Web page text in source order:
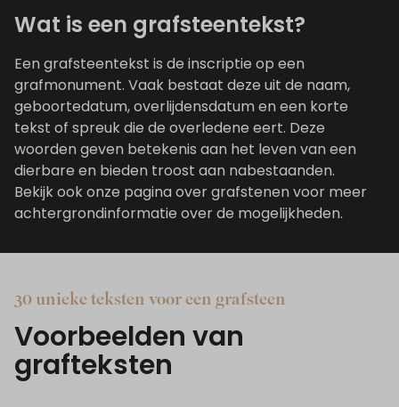
Wat is een grafsteentekst?
Een grafsteentekst is de inscriptie op een
grafmonument. Vaak bestaat deze uit de naam,
geboortedatum, overlijdensdatum en een korte
tekst of spreuk die de overledene eert. Deze
woorden geven betekenis aan het leven van een
dierbare en bieden troost aan nabestaanden.
Bekijk ook onze pagina overgrafstenen voor meer
achtergrondinformatie over de mogelijkheden.
30 unieke teksten voor een grafsteen
Voorbeelden van
grafteksten